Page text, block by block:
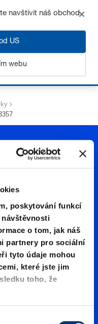
poskytování funkcí
o tom, jak náš
partnery pro sociální
tyto údaje mohou
které jste jim
toho, že
pro víceinformací
navštívit náš obchod
US
webu